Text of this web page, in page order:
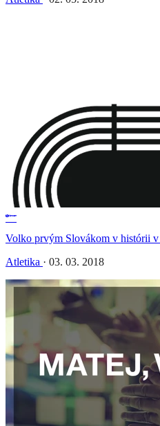
Volko prvým Slovákom v histórii
Atletika · 03. 03. 2018